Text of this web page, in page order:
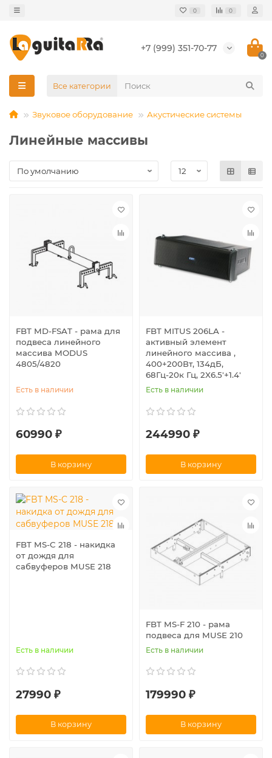
0 0
+7 (999) 351-70-77
0
Все категории
Звуковое оборудование Акустические системы
Линейные массивы
FBT MD-FSAT - рама для
подвеса линейного
массива MODUS
4805/4820
Есть в наличии
60990 ₽
В корзину
FBT MITUS 206LA -
активный элемент
линейного массива ,
400+200Вт, 134дБ,
68Гц-20к Гц, 2X6.5'+1.4'
Есть в наличии
244990 ₽
В корзину
FBT MS-C 218 - накидка
от дождя для
сабвуферов MUSE 218
Есть в наличии
27990 ₽
В корзину
FBT MS-F 210 - рама
подвеса для MUSE 210
Есть в наличии
179990 ₽
В корзину